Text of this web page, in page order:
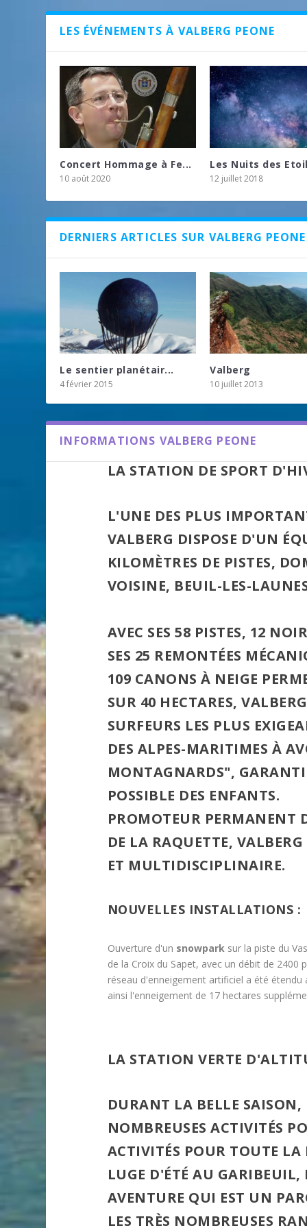
LES ÉVÉNEMENTS À VALBERG PEONE
Concert Hommage à Fe...
10 août 2020
Les Nuits des
12 juillet 2018
DERNIERS ARTICLES SUR VALBERG PEONE
Le sentier planétair...
4 février 2015
Valberg
10 juillet 2013
INFORMATIONS VALBERG PEONE
LA STATION DE SPORT
L'UNE DES PLUS
VALBERG DISPOSE D'UN
KILOMÈTRES DE PISTES,
VOISINE, BEUIL-LES-
AVEC SES 58 PISTES, 12
SES 25 REMONTÉES
109 CANONS À NEIGE
SUR 40 HECTARES,
SURFEURS LES PLUS
DES ALPES-MARITIMES À
MONTAGNARDS",
POSSIBLE DES ENFANTS.
PROMOTEUR PERMANENT
DE LA RAQUETTE,
ET MULTIDISCIPLINAIRE.
NOUVELLES INSTALLATIONS :
Ouverture d'un snowparksur la piste du
de la Croix du Sapet, avec un débit de
réseau d'enneigement artificiel a été
ainsi l'enneigement de 17 hectares
LA STATION VERTE
DURANT LA BELLE SAISON,
NOMBREUSES ACTIVITÉS
ACTIVITÉS POUR TOUTE LA
LUGE D'ÉTÉ AU GARIBEUIL,
AVENTURE QUI EST UN
LES TRÈS NOMBREUSES